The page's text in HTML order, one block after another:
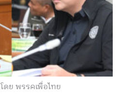
โดย พรรคเพื่อไทย